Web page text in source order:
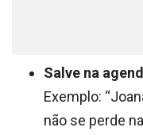
Salve na
Exemplo:
não se perde